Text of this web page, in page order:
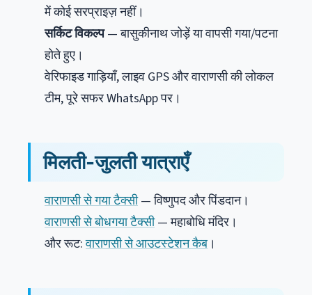
में कोई सरप्राइज़ नहीं।
सर्किट विकल्प— बासुकीनाथ जोड़ें या वापसी गया/पटना
होते हुए।
वेरिफाइड गाड़ियाँ, लाइव GPS और वाराणसी की लोकल
टीम, पूरे सफर WhatsApp पर।
मिलती-जुलती यात्राएँ
वाराणसी से गया टैक्सी— विष्णुपद और पिंडदान।
वाराणसी से बोधगया टैक्सी— महाबोधि मंदिर।
और रूट:वाराणसी से आउटस्टेशन कैब ।